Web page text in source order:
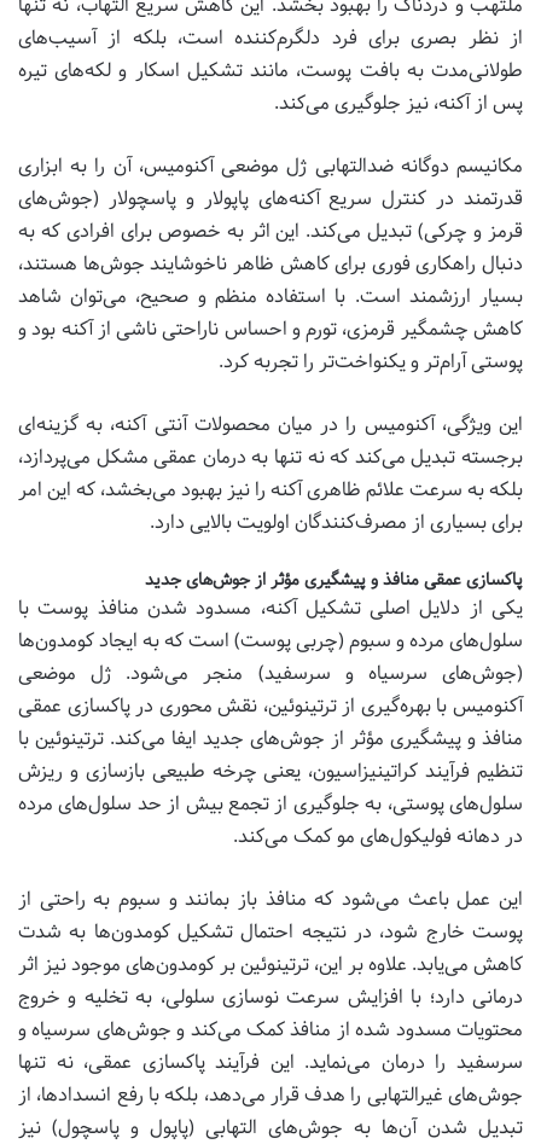
از نظر بصری برای فرد دلگرم‌کننده است، بلکه از آسیب‌های
طولانی‌مدت به بافت پوست، مانند تشکیل اسکار و لکه‌های تیره
پس از آکنه، نیز جلوگیری می‌کند.
مکانیسم دوگانه ضدالتهابی ژل موضعی آکنومیس، آن را به ابزاری
قدرتمند در کنترل سریع آکنه‌های پاپولار و پاسچولار (جوش‌های
قرمز و چرکی) تبدیل می‌کند. این اثر به خصوص برای افرادی که به
دنبال راهکاری فوری برای کاهش ظاهر ناخوشایند جوش‌ها هستند،
بسیار ارزشمند است. با استفاده منظم و صحیح، می‌توان شاهد
کاهش چشمگیر قرمزی، تورم و احساس ناراحتی ناشی از آکنه بود و
پوستی آرام‌تر و یکنواخت‌تر را تجربه کرد.
این ویژگی، آکنومیس را در میان محصولات آنتی آکنه، به گزینه‌ای
برجسته تبدیل می‌کند که نه تنها به درمان عمقی مشکل می‌پردازد،
بلکه به سرعت علائم ظاهری آکنه را نیز بهبود می‌بخشد، که این امر
برای بسیاری از مصرف‌کنندگان اولویت بالایی دارد.
پاکسازی عمقی منافذ و پیشگیری مؤثر از جوش‌های جدید
یکی از دلایل اصلی تشکیل آکنه، مسدود شدن منافذ پوست با
سلول‌های مرده و سبوم (چربی پوست) است که به ایجاد کومدون‌ها
(جوش‌های سرسیاه و سرسفید) منجر می‌شود. ژل موضعی
آکنومیس با بهره‌گیری از ترتینوئین، نقش محوری در پاکسازی عمقی
منافذ و پیشگیری مؤثر از جوش‌های جدید ایفا می‌کند. ترتینوئین با
تنظیم فرآیند کراتینیزاسیون، یعنی چرخه طبیعی بازسازی و ریزش
سلول‌های پوستی، به جلوگیری از تجمع بیش از حد سلول‌های مرده
در دهانه فولیکول‌های مو کمک می‌کند.
این عمل باعث می‌شود که منافذ باز بمانند و سبوم به راحتی از
پوست خارج شود، در نتیجه احتمال تشکیل کومدون‌ها به شدت
کاهش می‌یابد. علاوه بر این، ترتینوئین بر کومدون‌های موجود نیز اثر
درمانی دارد؛ با افزایش سرعت نوسازی سلولی، به تخلیه و خروج
محتویات مسدود شده از منافذ کمک می‌کند و جوش‌های سرسیاه و
سرسفید را درمان می‌نماید. این فرآیند پاکسازی عمقی، نه تنها
جوش‌های غیرالتهابی را هدف قرار می‌دهد، بلکه با رفع انسدادها، از
تبدیل شدن آن‌ها به جوش‌های التهابی (پاپول و پاسچول) نیز